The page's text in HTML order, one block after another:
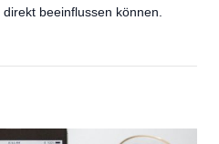
beeinflussen können.